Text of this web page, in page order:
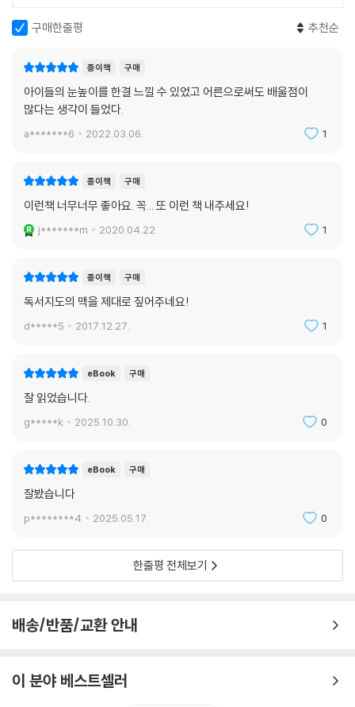
구매한줄평 추천순
종이책 구매
아이들의 눈높이를 한결 느낄 수 있었고 어른으로써도 배울점이
많다는 생각이 들었다.
a*******6 2022.03.06. 1
종이책 구매
이런책 너무너무 좋아요. 꼭... 또 이런 책 내주세요!
j*******m 2020.04.22. 1
종이책 구매
독서지도의 맥을 제대로 짚어주네요!
d*****5 2017.12.27. 1
eBook 구매
잘 읽었습니다.
g*****k 2025.10.30. 0
eBook 구매
잘봤습니다
p********4 2025.05.17. 0
한줄평 전체보기
배송/반품/교환 안내
이 분야 베스트셀러